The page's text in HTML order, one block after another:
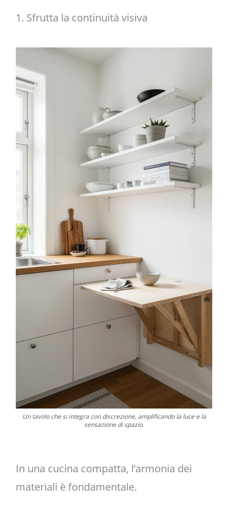
1. Sfrutta la continuità visiva
Un tavolo che si integra con discrezione, amplificando la luce e la
sensazione di spazio.
In una cucina compatta, l’armonia dei
materiali è fondamentale.